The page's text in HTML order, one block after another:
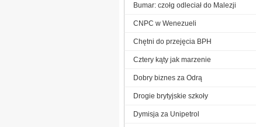
Bumar: czołg odleciał do Malezji
CNPC w Wenezueli
Chętni do przejęcia BPH
Cztery kąty jak marzenie
Dobry biznes za Odrą
Drogie brytyjskie szkoły
Dymisja za Unipetrol